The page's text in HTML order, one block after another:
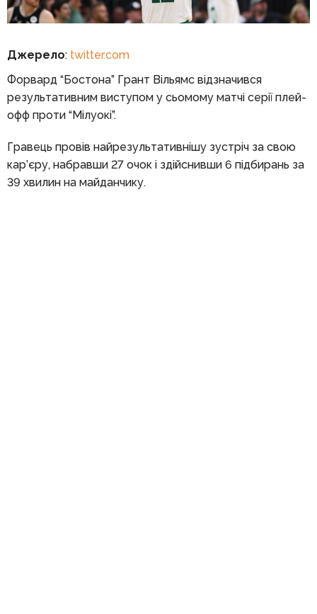
Джерело: twitter.com
Форвард “Бостона” Грант Вільямс відзначився
результативним виступом у сьомому матчі серії плей-
офф проти “Мілуокі”.
Гравець провів найрезультативнішу зустріч за свою
кар’єру, набравши 27 очок і здійснивши 6 підбирань за
39 хвилин на майданчику.